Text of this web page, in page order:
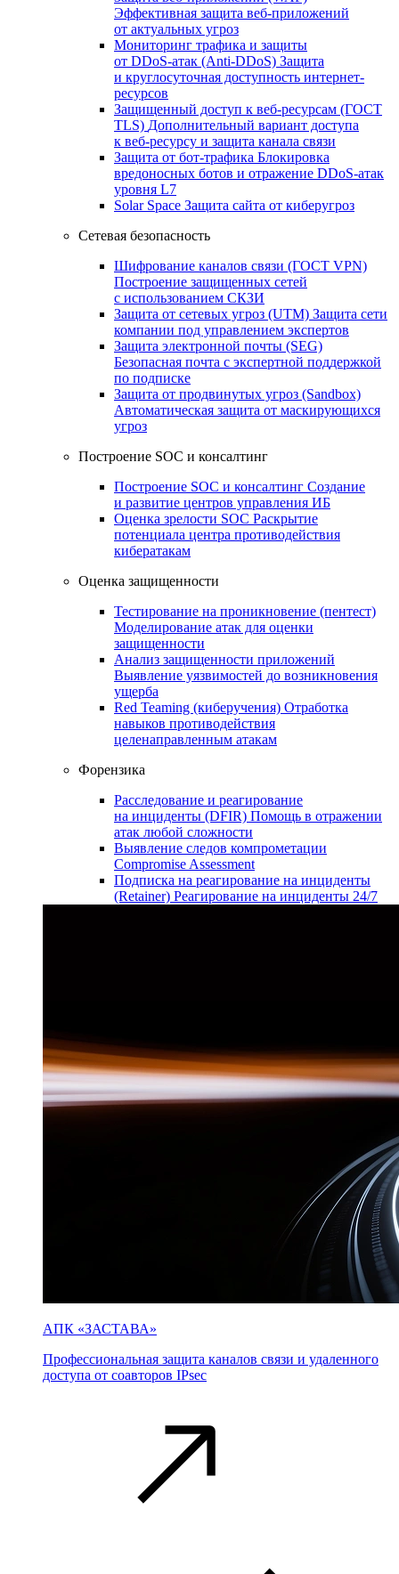
Эффективная защита веб-приложений
от актуальных угроз
Мониторинг трафика и защиты
от DDoS‑атак (Anti‑DDoS) Защита
и круглосуточная доступность интернет-
ресурсов
Защищенный доступ к веб-ресурсам (ГОСТ
TLS) Дополнительный вариант доступа
к веб‑ресурсу и защита канала связи
Защита от бот‑трафика Блокировка
вредоносных ботов и отражение DDoS‑атак
уровня L7
Solar Space Защита сайта от киберугроз
Сетевая безопасность
Шифрование каналов связи (ГОСТ VPN)
Построение защищенных сетей
с использованием СКЗИ
Защита от сетевых угроз (UTM) Защита сети
компании под управлением экспертов
Защита электронной почты (SEG)
Безопасная почта с экспертной поддержкой
по подписке
Защита от продвинутых угроз (Sandbox)
Автоматическая защита от маскирующихся
угроз
Построение SOC и консалтинг
Построение SOC и консалтинг Создание
и развитие центров управления ИБ
Оценка зрелости SOC Раскрытие
потенциала центра противодействия
кибератакам
Оценка защищенности
Тестирование на проникновение (пентест)
Моделирование атак для оценки
защищенности
Анализ защищенности приложений
Выявление уязвимостей до возникновения
ущерба
Red Teaming (киберучения) Отработка
навыков противодействия
целенаправленным атакам
Форензика
Расследование и реагирование
на инциденты (DFIR) Помощь в отражении
атак любой сложности
Выявление следов компрометации
Compromise Assessment
Подписка на реагирование на инциденты
(Retainer) Реагирование на инциденты 24/7
АПК «ЗАСТАВА»
Профессиональная защита каналов связи и удаленного
доступа от соавторов IPsec